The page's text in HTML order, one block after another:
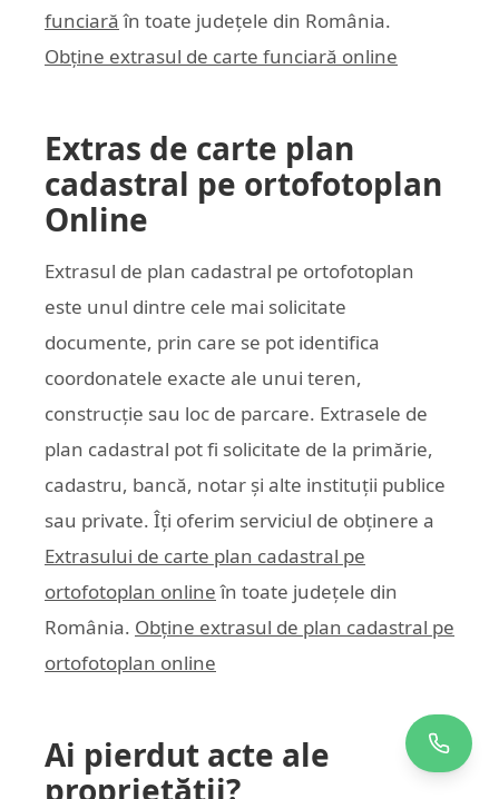
funciară în toate județele din România.
Obține extrasul de carte funciară online
Extras de carte plan
cadastral pe ortofotoplan
Online
Extrasul de plan cadastral pe ortofotoplan
este unul dintre cele mai solicitate
documente, prin care se pot identifica
coordonatele exacte ale unui teren,
construcție sau loc de parcare. Extrasele de
plan cadastral pot fi solicitate de la primărie,
cadastru, bancă, notar și alte instituții publice
sau private. Îți oferim serviciul de obținere a
Extrasului de carte plan cadastral pe
ortofotoplan online în toate județele din
România. Obține extrasul de plan cadastral pe
ortofotoplan online
Ai pierdut acte ale
proprietății?